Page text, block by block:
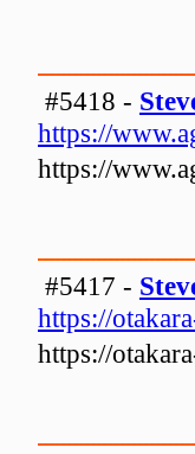
#5418 -
https://
https://
#5417 -
https://
https://